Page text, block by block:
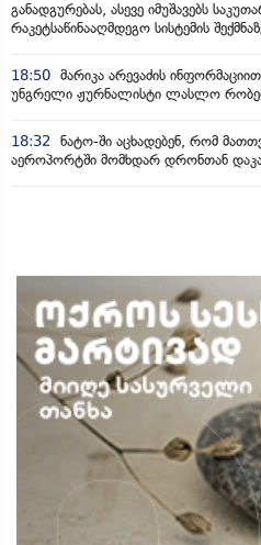
განადგურებას, ასევე იმუშავებს
რაკეტსაწინააღმდეგო სისტემის
18:50 მარიკა არევაძის
უნგრელი ჟურნალისტი ლასლო
18:32
ნატო-ში აცხადებენ, რომ
აეროპორტში მომხდარ დრონთან